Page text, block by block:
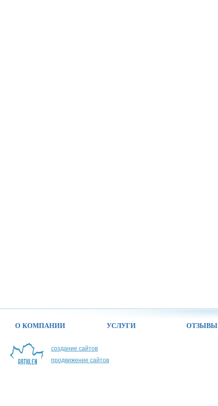
О КОМПАНИИ УСЛУГИ ОТЗЫВЫ
создание сайтов
продвижение сайтов